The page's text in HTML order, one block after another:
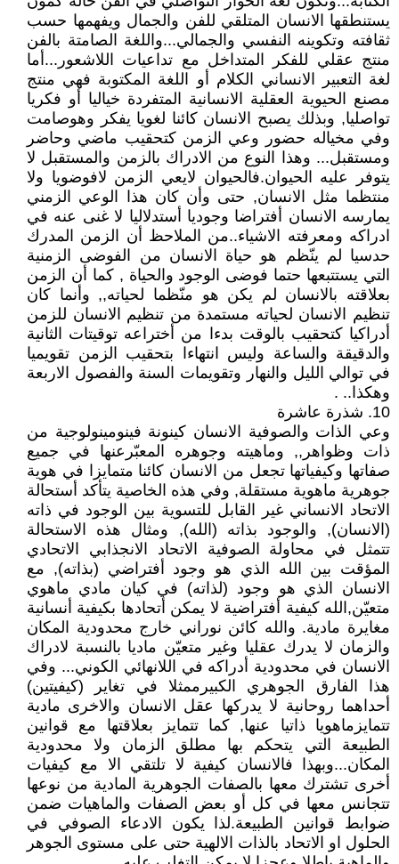
يستنطقها الانسان المتلقي للفن والجمال ويفهمها حسب
ثقافته وتكوينه النفسي والجمالي...واللغة الصامتة بالفن
منتج عقلي للفكر المتداخل مع تداعيات اللاشعور...أما
لغة التعبير الانساني الكلام أو اللغة المكتوبة فهي منتج
مصنع الحيوية العقلية الانسانية المتفردة خياليا أو فكريا
تواصليا, وبذلك يصبح الانسان كائنا لغويا يفكر وهوصامت
وفي مخياله حضور وعي الزمن كتحقيب ماضي وحاضر
ومستقبل... وهذا النوع من الادراك بالزمن والمستقبل لا
يتوفر عليه الحيوان.فالحيوان لايعي الزمن لافوضويا ولا
منتظما مثل الانسان, حتى وأن كان هذا الوعي الزمني
يمارسه الانسان أفتراضا وجوديا أستدلاليا لا غنى عنه في
ادراكه ومعرفته الاشياء..من الملاحظ أن الزمن المدرك
حدسيا لم ينّظم هو حياة الانسان من الفوضى الزمنية
التي يستتبعها حتما فوضى الوجود والحياة , كما أن الزمن
بعلاقته بالانسان لم يكن هو منّظما لحياته,, وأنما كان
تنظيم الانسان لحياته مستمدة من تنظيم الانسان للزمن
أدراكيا كتحقيب بالوقت بدءا من أختراعه توقيتات الثانية
والدقيقة والساعة وليس انتهاءا بتحقيب الزمن تقويميا
في توالي الليل والنهار وتقويمات السنة والفصول الاربعة
وهكذا.. .
10. شذرة عاشرة
وعي الذات والصوفية الانسان كينونة فينومينولوجية من
ذات وظواهر,, وماهيته وجوهره المعبّرعنها في جميع
صفاتها وكيفياتها تجعل من الانسان كائنا متمايزا في هوية
جوهرية ماهوية مستقلة, وفي هذه الخاصية يتأكد أستحالة
الاتحاد الانساني غير القابل للتسوية بين الوجود في ذاته
(الانسان), والوجود بذاته (الله), ومثال هذه الاستحالة
تتمثل في محاولة الصوفية الاتحاد الانجذابي الاتحادي
المؤقت بين الله الذي هو وجود أفتراضي (بذاته), مع
الانسان الذي هو وجود (لذاته) في كيان مادي ماهوي
متعيّن,الله كيفية أفتراضية لا يمكن أتحادها بكيفية أنسانية
مغايرة مادية. والله كائن نوراني خارج محدودية المكان
والزمان لا يدرك عقليا وغير متعيّن ماديا بالنسبة لادراك
الانسان في محدودية أدراكه في اللانهائي الكوني... وفي
هذا الفارق الجوهري الكبيرممثلا في تغاير (كيفيتين)
أحداهما روحانية لا يدركها عقل الانسان والاخرى مادية
تتمايزماهويا ذاتيا عنها, كما تتمايز بعلاقتها مع قوانين
الطبيعة التي يتحكم بها مطلق الزمان ولا محدودية
المكان...وبهذا فالانسان كيفية لا تلتقي الا مع كيفيات
أخرى تشترك معها بالصفات الجوهرية المادية من نوعها
تتجانس معها في كل أو بعض الصفات والماهيات ضمن
ضوابط قوانين الطبيعة.لذا يكون الادعاء الصوفي في
الحلول او الاتحاد بالذات الالهية حتى على مستوى الجوهر